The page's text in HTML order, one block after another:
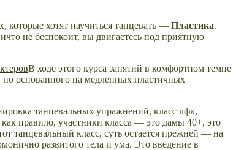
которые хотят научиться танцевать — Пластика.
не беспокоит, вы двигаетесь под приятную
В ходе этого курса занятий в комфортном темпе
основанного на медленных пластичных
танцевальных упражнений, класс лфк,
правило, участники класса — это дамы 40+, это
танцевальный класс, суть остается прежней — на
развитого тела и ума. Это введение в